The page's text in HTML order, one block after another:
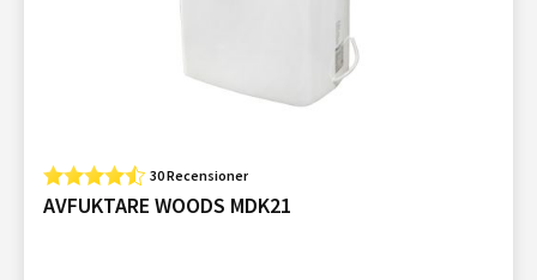
30 Recensioner
AVFUKTARE WOODS MDK21